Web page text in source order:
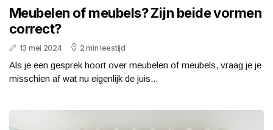
Meubelen of meubels? Zijn beide vormen
correct?
13 mei 2024 2 min leestijd
Als je een gesprek hoort over meubelen of meubels, vraag je je
misschien af wat nu eigenlijk de juis...